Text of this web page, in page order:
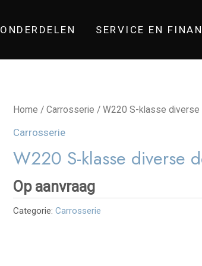
ONDERDELEN SERVICE EN
Home /Carrosserie / W220 S-klasse diverse
Carrosserie
W220 S-klasse diverse
Op aanvraag
Categorie:Carrosserie